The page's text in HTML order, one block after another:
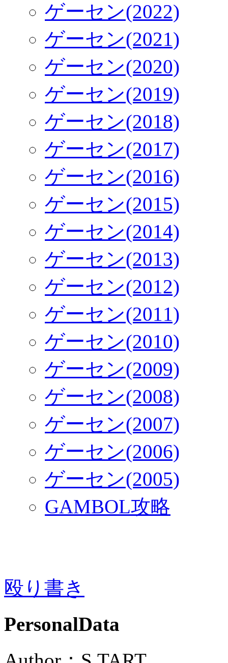
ゲーセン(2022)
ゲーセン(2021)
ゲーセン(2020)
ゲーセン(2019)
ゲーセン(2018)
ゲーセン(2017)
ゲーセン(2016)
ゲーセン(2015)
ゲーセン(2014)
ゲーセン(2013)
ゲーセン(2012)
ゲーセン(2011)
ゲーセン(2010)
ゲーセン(2009)
ゲーセン(2008)
ゲーセン(2007)
ゲーセン(2006)
ゲーセン(2005)
GAMBOL攻略
殴り書き
PersonalData